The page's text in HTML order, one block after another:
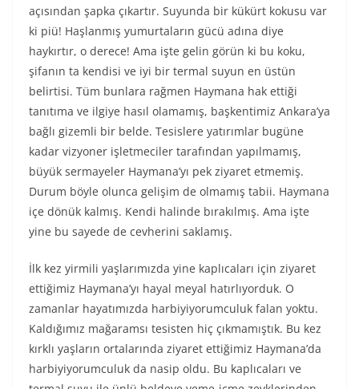
açısından şapka çıkartır. Suyunda bir kükürt kokusu var
ki piü! Haşlanmış yumurtaların gücü adına diye
haykırtır, o derece! Ama işte gelin görün ki bu koku,
şifanın ta kendisi ve iyi bir termal suyun en üstün
belirtisi. Tüm bunlara rağmen Haymana hak ettiği
tanıtıma ve ilgiye hasıl olamamış, başkentimiz Ankara’ya
bağlı gizemli bir belde. Tesislere yatırımlar bugüne
kadar vizyoner işletmeciler tarafından yapılmamış,
büyük sermayeler Haymana’yı pek ziyaret etmemiş.
Durum böyle olunca gelişim de olmamış tabii. Haymana
içe dönük kalmış. Kendi halinde bırakılmış. Ama işte
yine bu sayede de cevherini saklamış.
İlk kez yirmili yaşlarımızda yine kaplıcaları için ziyaret
ettiğimiz Haymana’yı hayal meyal hatırlıyorduk. O
zamanlar hayatımızda harbiyiyorumculuk falan yoktu.
Kaldığımız mağaramsı tesisten hiç çıkmamıştık. Bu kez
kırklı yaşların ortalarında ziyaret ettiğimiz Haymana’da
harbiyiyorumculuk da nasip oldu. Bu kaplıcaları ve